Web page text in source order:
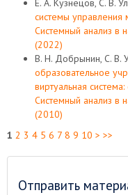
Е. А. Кузнецов, С. В.
системы
Системный анализ в
(2022)
В. Н. Добрынин, С. В.
образовательное
виртуальная
Системный анализ
(2010)
1 2 3 4 5 6 7 8 9 10 > >>
Отправить